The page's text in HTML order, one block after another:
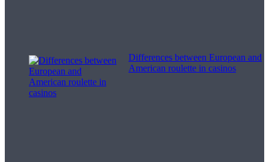
Differences between European and
American roulette in casinos